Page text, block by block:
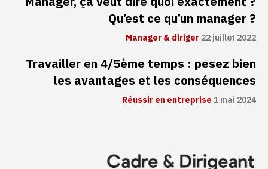
Qu’est ce qu’un manager ?
Manager & diriger22 juillet 2022
Travailler en 4/5ème temps : pesez bien
les avantages et les conséquences
Réussir en entreprise1 mai 2024